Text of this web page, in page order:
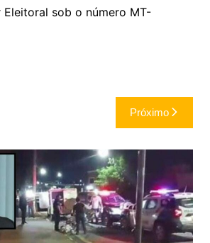
Eleitoral sob o número MT-
Próximo